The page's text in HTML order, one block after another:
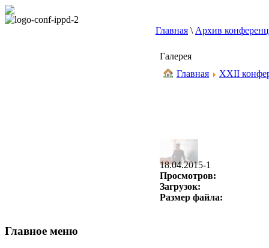
Главная \ Архив
Галерея
Главная
XXII
18.04.2015-1
Просмотров:
Загрузок:
Размер файла:
Главное меню